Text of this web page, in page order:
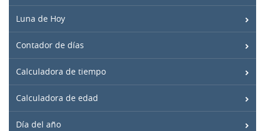
Luna de Hoy
Contador de días
Calculadora de tiempo
Calculadora de edad
Día del año